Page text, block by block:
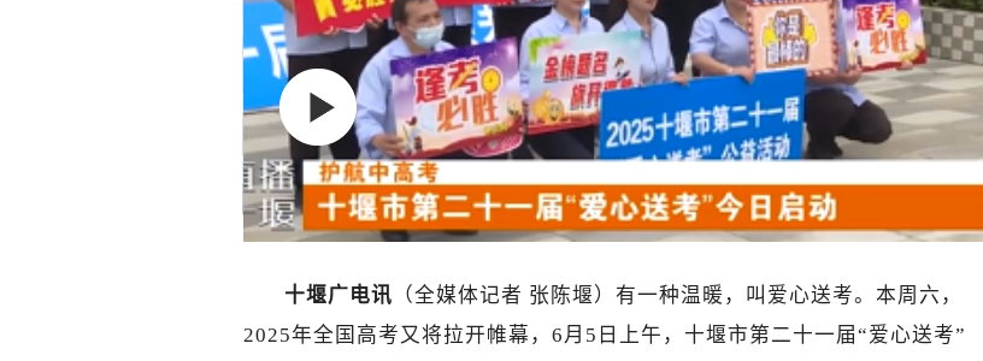
十堰广电讯 （全媒体记者 张陈堰） 有一种温暖，叫爱心送考。本周六，
2025年全国高考又将拉开帷幕，6月5日上午，十堰市第二十一届“爱心送考”